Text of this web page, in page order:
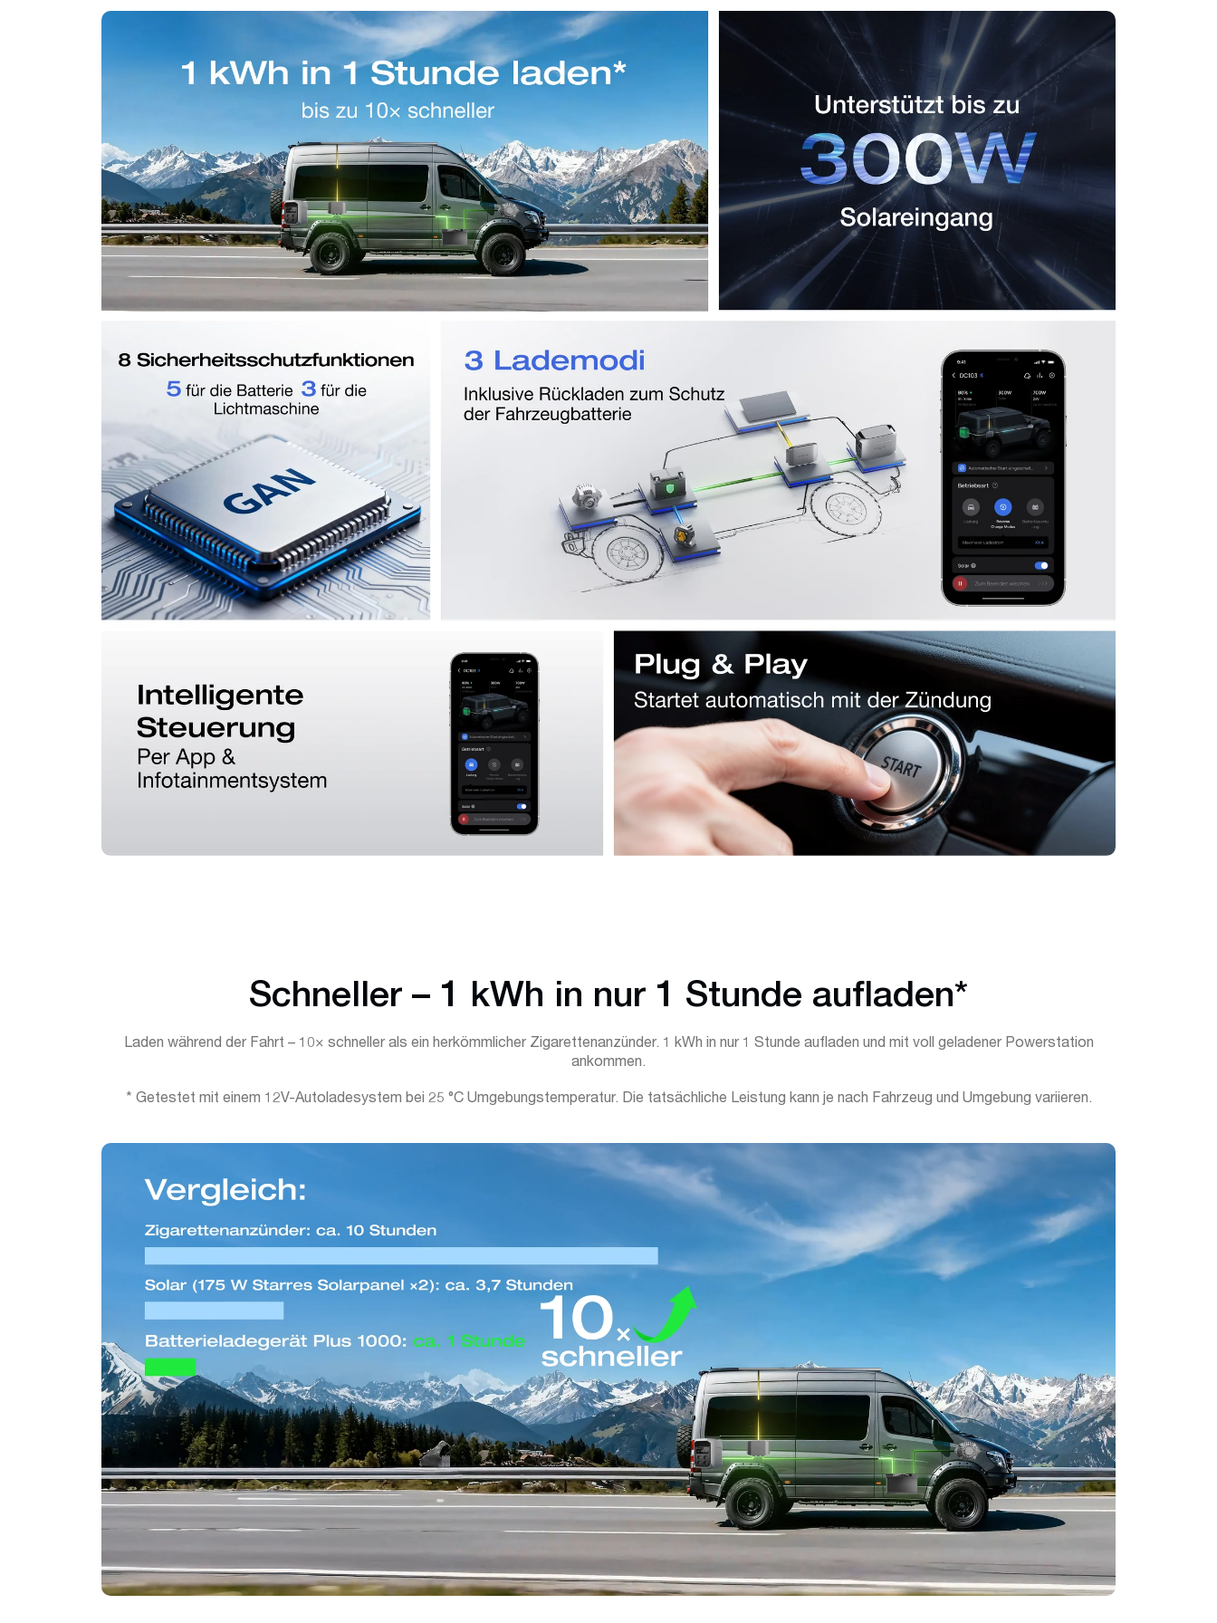
Schneller – 1 kWh in nur 1 Stunde aufladen*
Laden während der Fahrt – 10× schneller als ein herkömmlicher Zigarettenanzünder. 1 kWh in nur 1 Stunde aufladen und mit voll geladener Powerstation
ankommen.
* Getestet mit einem 12V-Autoladesystem bei 25 °C Umgebungstemperatur. Die tatsächliche Leistung kann je nach Fahrzeug und Umgebung variieren.